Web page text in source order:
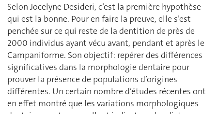
Selon Jocelyne Desideri, c’est la première hypothèse
qui est la bonne. Pour en faire la preuve, elle s’est
penchée sur ce qui reste de la dentition de près de
2000 individus ayant vécu avant, pendant et après le
Campaniforme. Son objectif: repérer des différences
significatives dans la morphologie dentaire pour
prouver la présence de populations d’origines
différentes. Un certain nombre d’études récentes ont
en effet montré que les variations morphologiques